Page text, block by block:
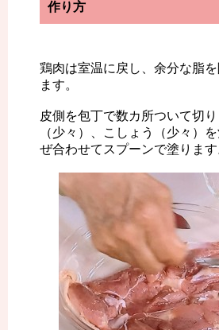
作り方
鶏肉は室温に戻し、余分な脂
ます。
皮側を包丁で数カ所ついて切
（少々）、こしょう（少々）
ぜ合わせてスプーンで塗ります